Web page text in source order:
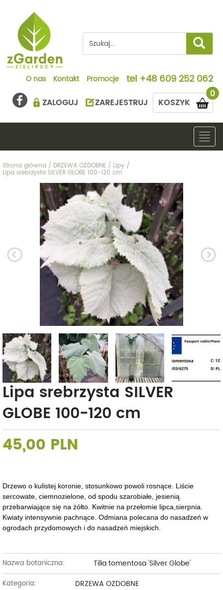
O nas Kontakt Promocje tel +48 609 252 062
0
KOSZYK
ZALOGUJ ZAREJESTRUJ
Strona główna / DRZEWA OZDOBNE / Lipy /
Lipa srebrzysta SILVER GLOBE 100-120 cm
Lipa srebrzysta SILVER
GLOBE 100-120 cm
45,00 PLN
Drzewo o kulistej koronie, stosunkowo powoli rosnące. Liście
sercowate, ciemnozielone, od spodu szarobiałe, jesienią
przebarwiające się na żółto. Kwitnie na przełomie lipca,sierpnia.
Kwiaty intensywnie pachnące. Odmiana polecana do nasadzeń w
ogrodach przydomowych i do nasadzeń miejskich.
Nazwa botaniczna: Tilia tomentosa 'Silver Globe'
Kategoria: DRZEWA OZDOBNE